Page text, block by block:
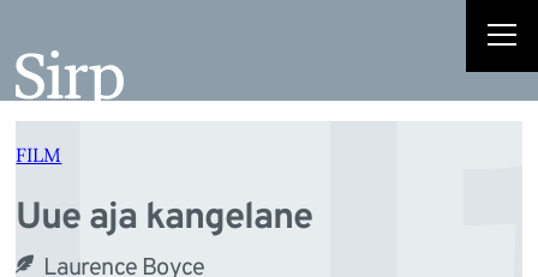
juurde
FILM
Uue aja kangelane
Laurence Boyce